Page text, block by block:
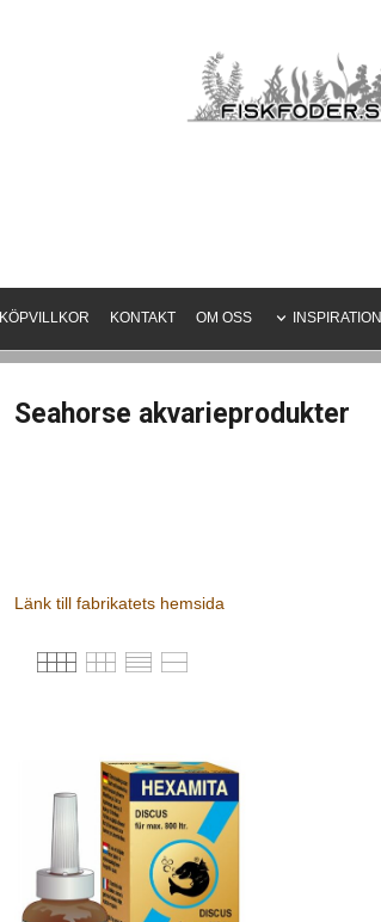
KÖPVILLKOR KONTAKT OM OSS INSPIRATION
Seahorse akvarieprodukter
Länk till fabrikatets hemsida